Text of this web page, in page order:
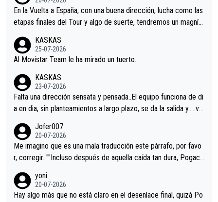
En la Vuelta a España, con una buena dirección, lucha como las
etapas finales del Tour y algo de suerte, tendremos un magnífi
KASKAS
25-07-2026
Al Movistar Team le ha mirado un tuerto.
KASKAS
23-07-2026
Falta una dirección sensata y pensada..El equipo funciona de di
a en dia, sin planteamientos a largo plazo, se da la salida y…..ve
Minguez, Velez etc etc.Me da pena vivir estos momentos tan
tristes sin victorias.
Jofer007
20-07-2026
Me imagino que es una mala traducción este párrafo, por favo
r, corregir. ""Incluso después de aquella caída tan dura, Pogaca
permaneció pegado a su rueda. Parecía increíble la forma en l
a que era capaz de controlar el miedo", recordó."
yoni
20-07-2026
Hay algo más que no está claro en el desenlace final, quizá Po